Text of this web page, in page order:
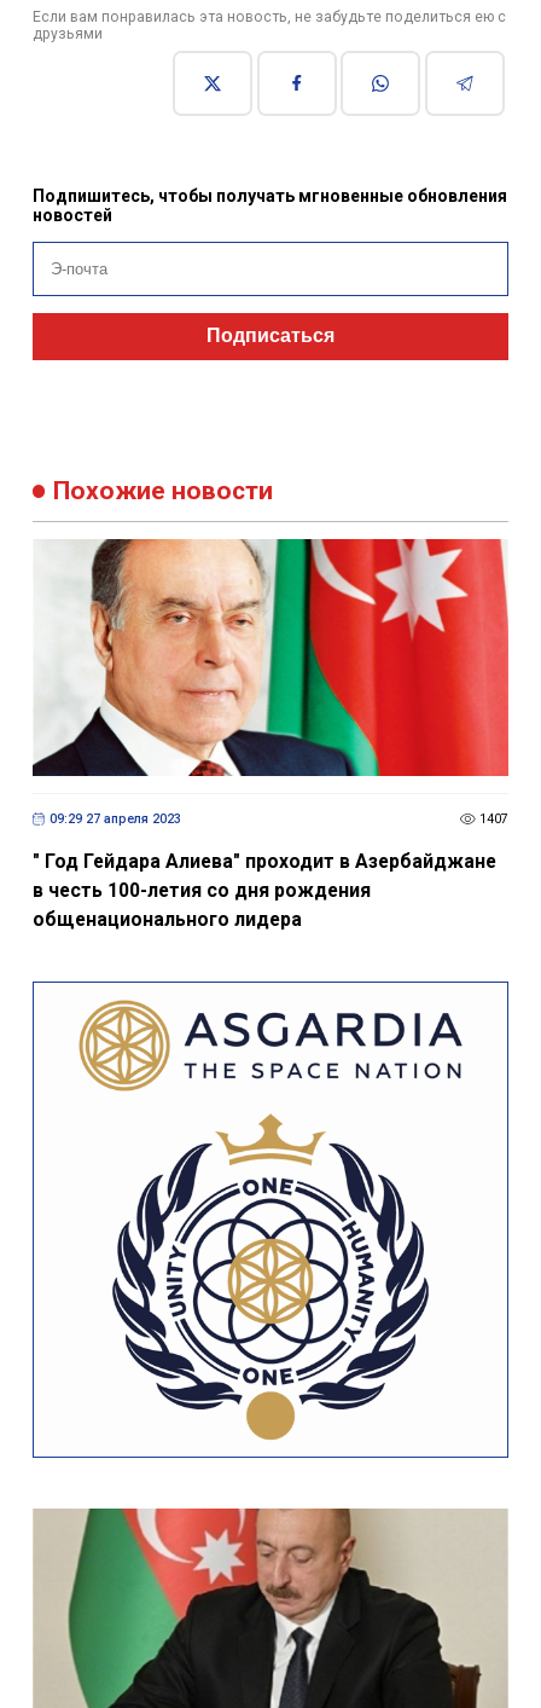
Если вам понравилась эта новость, не забудьте поделиться ею с
друзьями
Подпишитесь, чтобы получать мгновенные обновления
новостей
Подписаться
Похожие новости
09:29 27 апреля 2023 1407
" Год Гейдара Алиева" проходит в Азербайджане
в честь 100-летия со дня рождения
общенационального лидера